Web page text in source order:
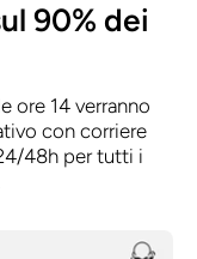
90% dei
ore 14 verranno
con corriere
48h per tutti i